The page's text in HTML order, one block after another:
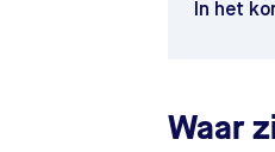
In het
Waar